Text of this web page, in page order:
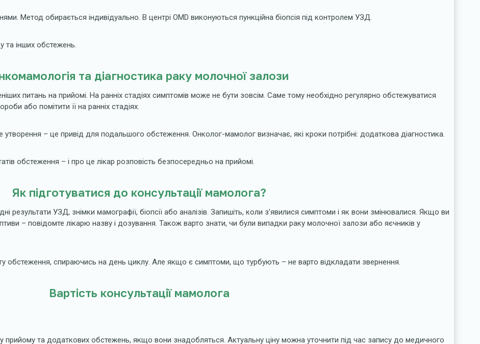
Метод обирається індивідуально. В центрі OMD виконуються пункційна біопсія під контролем УЗД.
та інших обстежень.
та діагностика раку молочної залози
питань на прийомі. На ранніх стадіях симптомів може не бути зовсім. Саме тому необхідно регулярно обстежуватися
або помітити її на ранніх стадіях.
– це привід для подальшого обстеження. Онколог-мамолог визначає, які кроки потрібні: додаткова діагностика.
обстеження – і про це лікар розповість безпосередньо на прийомі.
Як підготуватися до консультації мамолога?
УЗД, знімки мамографії, біопсії або аналізів. Запишіть, коли з’явилися симптоми і як вони змінювалися. Якщо ви
– повідомте лікарю назву і дозування. Також варто знати, чи були випадки раку молочної залози або яєчників у
обстеження, спираючись на день циклу. Але якщо є симптоми, що турбують – не варто відкладати звернення.
Вартість консультації мамолога
прийому та додаткових обстежень, якщо вони знадобляться. Актуальну ціну можна уточнити під час запису до медичного